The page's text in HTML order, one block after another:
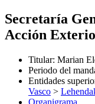
Secretaría
Acción
Titular: Marian
Periodo del
Entidades
Vasco >